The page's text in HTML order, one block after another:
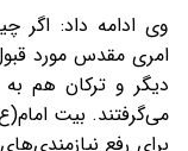
وی ادامه داد: اگر
امری مقدس مورد
دیگر و ترکان هم
می‌گرفتند. بیت
برای رفع